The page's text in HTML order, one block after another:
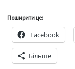
Поширити це:
Facebook
Більше